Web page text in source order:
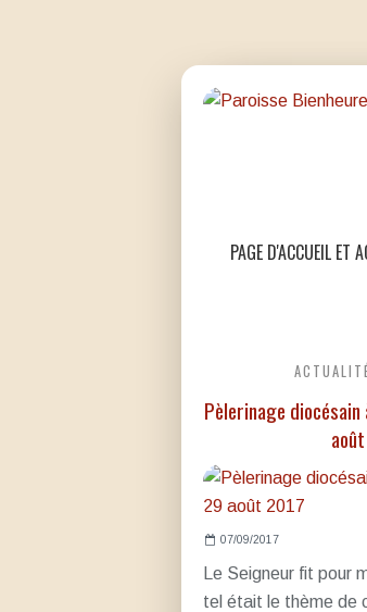
PAGE D'ACCUEIL ET
Pèlerinage
07/09/2017
Le Seigneur fit pour
tel était le thème de